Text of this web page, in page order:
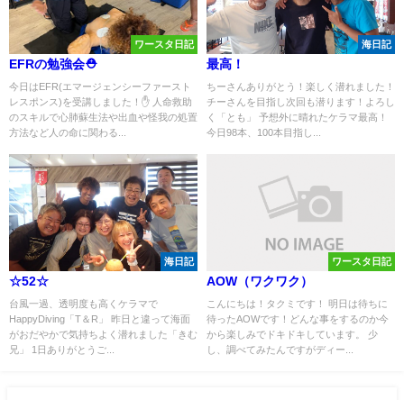
ワースタ日記
EFRの勉強会⛑️
今日はEFR(エマージェンシーファースト
レスポンス)を受講しました！✋ 人命救助
のスキルで心肺蘇生法や出血や怪我の処置
方法など人の命に関わる...
海日記
最高！
ちーさんありがとう！楽しく潜れました！
チーさんを目指し次回も潜ります！よろし
く「とも」 予想外に晴れたケラマ最高！
今日98本、100本目指し...
海日記
☆52☆
台風一過、透明度も高くケラマで
HappyDiving「T＆R」 昨日と違って海面
がおだやかで気持ちよく潜れました「きむ
兄」 1日ありがとうご...
ワースタ日記
AOW（ワクワク）
こんにちは！タクミです！ 明日は待ちに
待ったAOWです！どんな事をするのか今
から楽しみでドキドキしています。 少
し、調べてみたんですがディー...